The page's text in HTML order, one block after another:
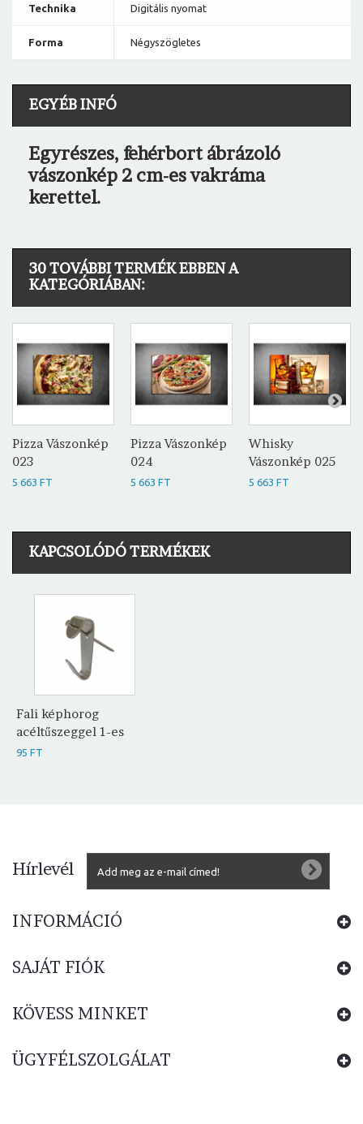
Technika Digitális nyomat
Forma Négyszögletes
EGYÉB INFÓ
Egyrészes, fehérbort ábrázoló
vászonkép 2 cm-es vakráma
kerettel.
30 TOVÁBBI TERMÉK EBBEN A
KATEGÓRIÁBAN:
Pizza Vászonkép
023
5 663 FT
Pizza Vászonkép
024
5 663 FT
Whisky
Vászonkép 025
5 663 FT
KAPCSOLÓDÓ TERMÉKEK
Fali képhorog
acéltűszeggel 1-es
95 FT
Hírlevél
INFORMÁCIÓ
SAJÁT FIÓK
KÖVESS MINKET
ÜGYFÉLSZOLGÁLAT